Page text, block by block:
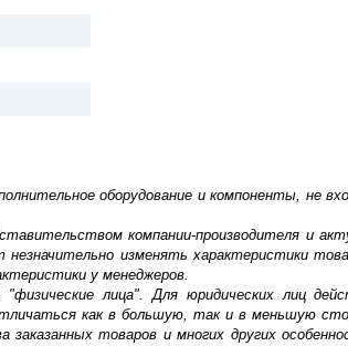
оборудование и компоненты, не
компании-производителя и
изменять характеристики
у менеджеров.
лица". Для юридических лиц
как в большую, так и в меньшую
товаров и многих других